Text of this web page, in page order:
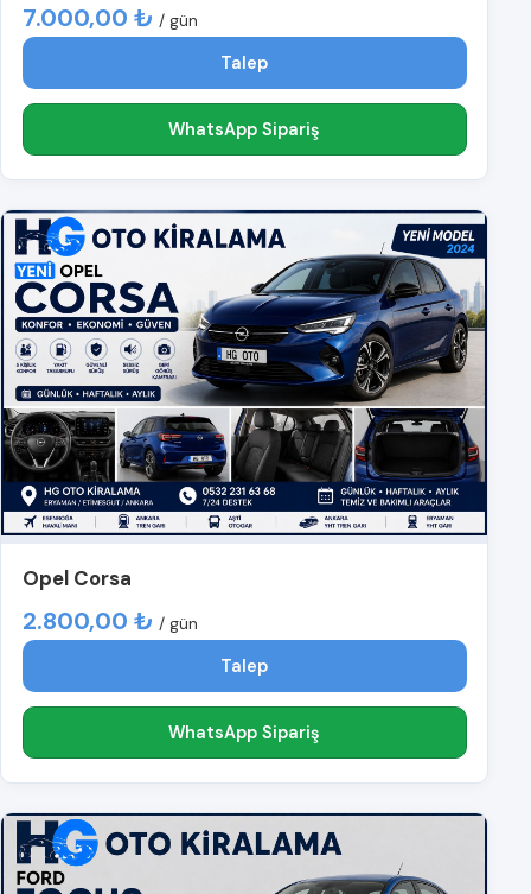
7.000,00 ₺ / gün
Talep
WhatsApp Sipariş
Opel Corsa
2.800,00 ₺ / gün
Talep
WhatsApp Sipariş